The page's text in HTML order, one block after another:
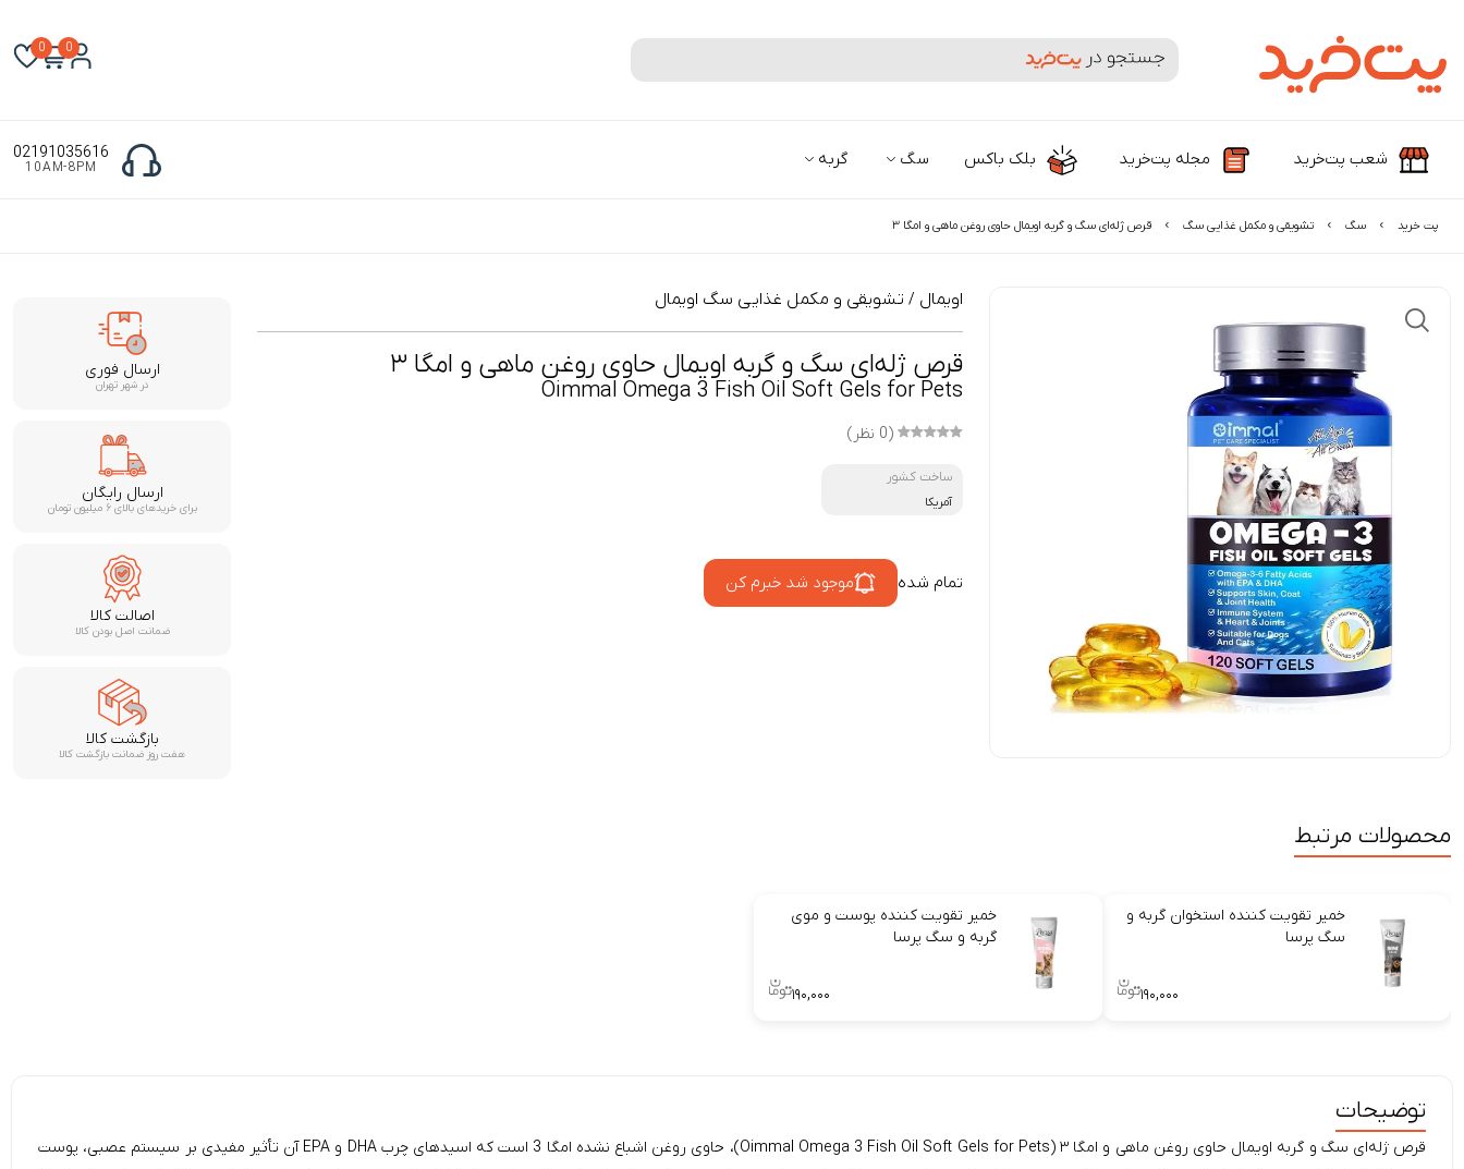
جستجوی محصولات و برندها
0
0
شعب پت‌خرید مجله پت‌خرید بلک باکس سگ گربه 02191035616
10AM-8PM
پت خرید سگ تشویقی و مکمل غذایی سگ قرص ژله‌ای سگ و گربه اویمال حاوی روغن ماهی و امگا ۳
اویمال / تشویقی و مکمل غذایی سگ اویمال
قرص ژله‌ای سگ و گربه اویمال حاوی روغن ماهی و امگا ۳
Oimmal Omega 3 Fish Oil Soft Gels for Pets
(0 نظر)
ساخت کشور
آمریکا
تمام شده موجود شد خبرم کن
ارسال فوری
در شهر تهران
ارسال رایگان
برای خریدهای بالای ۶ میلیون تومان
اصالت کالا
ضمانت اصل بودن کالا
بازگشت کالا
هفت روز ضمانت بازگشت کالا
محصولات مرتبط
خمیر تقویت کننده استخوان گربه و
سگ پرسا
۱۹۰,۰۰۰
خمیر تقویت کننده پوست و موی
گربه و سگ پرسا
۱۹۰,۰۰۰
توضیحات
قرص ژله‌ای سگ و گربه اویمال حاوی روغن ماهی و امگا ۳ (Oimmal Omega 3 Fish Oil Soft Gels for Pets)، حاوی روغن اشباع نشده امگا 3 است که اسیدهای چرب EPA و DHA
آن تأثیر مفیدی بر سیستم عصبی، پوست